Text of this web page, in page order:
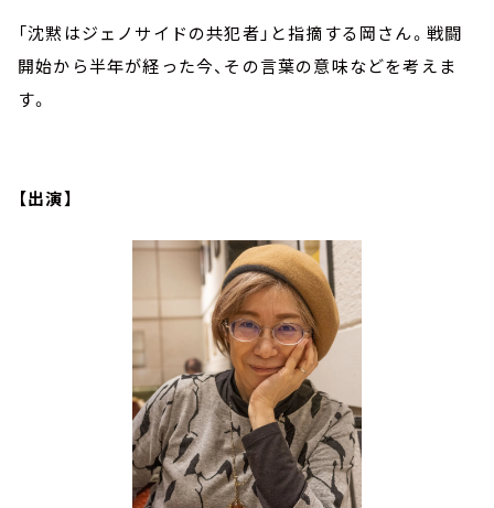
「沈黙はジェノサイドの共犯者」と指摘する岡さん。戦闘
開始から半年が経った今、その言葉の意味などを考えま
す。
【出演】